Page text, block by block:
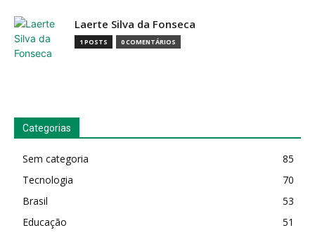
Laerte Silva da Fonseca
1 POSTS 0 COMENTÁRIOS
Categorias
Sem categoria
85
Tecnologia
70
Brasil
53
Educação
51